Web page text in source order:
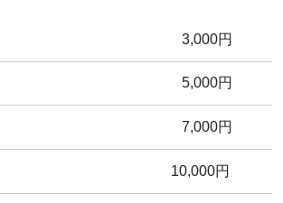
3,000円
5,000円
7,000円
10,000円